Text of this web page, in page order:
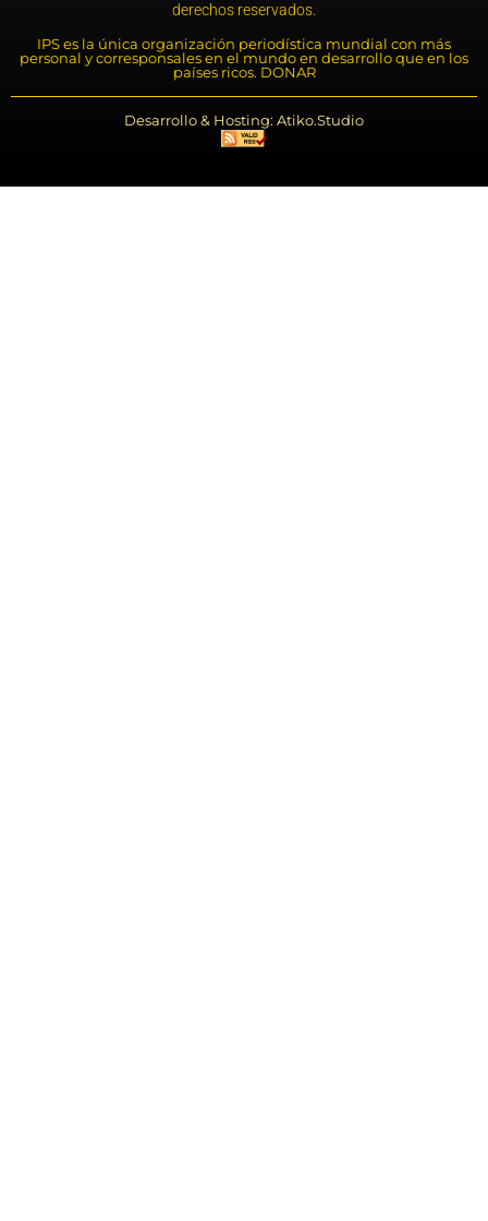
derechos reservados.
IPS es la única organización periodística mundial con más
personal y corresponsales en el mundo en desarrollo que en los
países ricos. DONAR
Desarrollo & Hosting: Atiko.Studio